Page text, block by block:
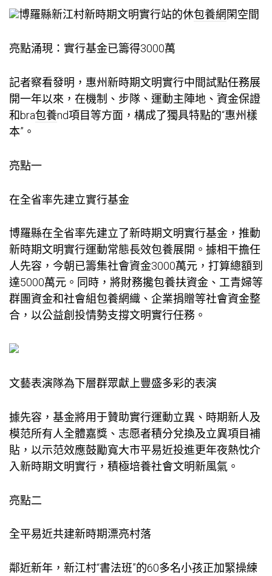
博羅縣新江村新時期文明實行站的休包養網閑空間
亮點涌現：實行基金已籌得3000萬
記者察看發明，惠州新時期文明實行中間試點任務展
開一年以來，在機制、步隊、運動主陣地、資金保證
和bra包養nd項目等方面，構成了獨具特點的“惠州樣
本”。
亮點一
在全省率先建立實行基金
博羅縣在全省率先建立了新時期文明實行基金，推動
新時期文明實行運動常態長效包養展開。據相干擔任
人先容，今朝已籌集社會資金3000萬元，打算總額到
達5000萬元。同時，將財務攙包養扶資金、工青婦等
群團資金和社會組包養網織、企業捐贈等社會資金整
合，以公益創投情勢支撐文明實行任務。
文藝表演隊為下層群眾獻上豐盛多彩的表演
據先容，基金將用于贊助實行運動立異、時期新人及
模范所有人全體嘉獎、志愿者積分兌換及立異項目補
貼，以示范效應鼓勵寬大市平易近投進更年夜熱忱介
入新時期文明實行，積極培養社會文明新風氣。
亮點二
全平易近共建新時期漂亮村落
鄰近新年，新江村“書法班”的60多名小孩正加緊操練